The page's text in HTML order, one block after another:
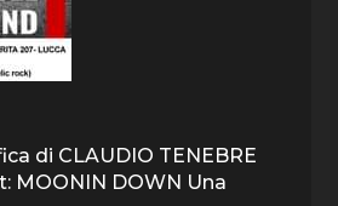
di CLAUDIO TENEBRE
MOONIN DOWN Una